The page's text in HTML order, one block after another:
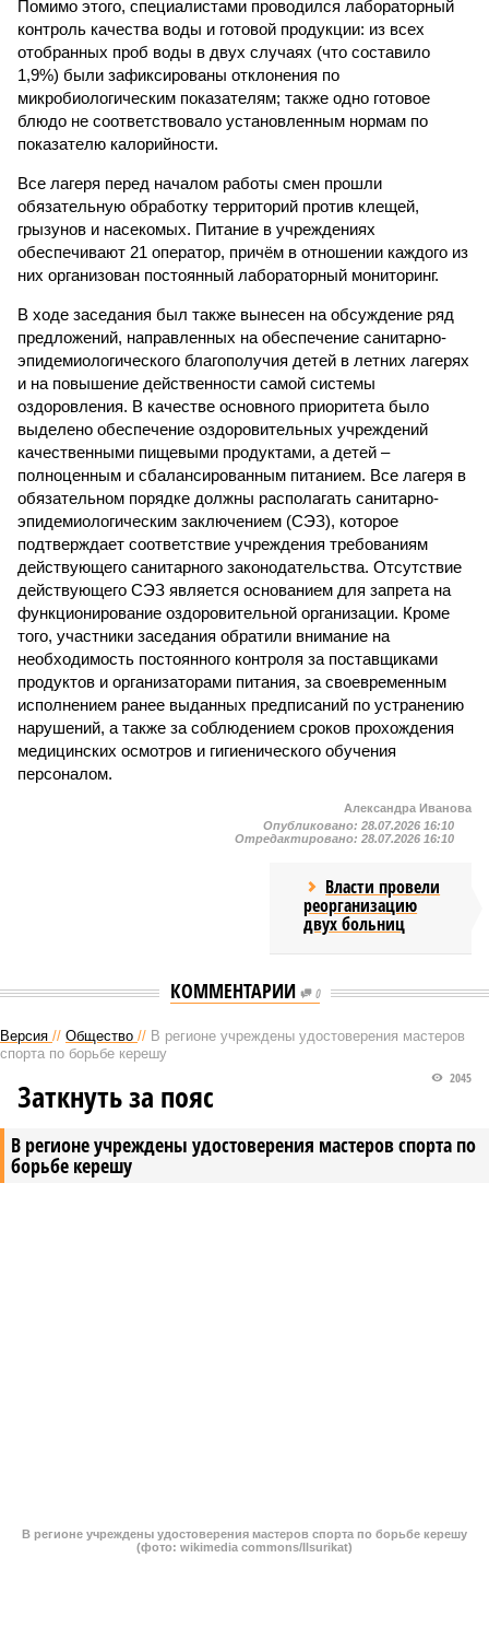
Помимо этого, специалистами проводился лабораторный
контроль качества воды и готовой продукции: из всех
отобранных проб воды в двух случаях (что составило
1,9%) были зафиксированы отклонения по
микробиологическим показателям; также одно готовое
блюдо не соответствовало установленным нормам по
показателю калорийности.
Все лагеря перед началом работы смен прошли
обязательную обработку территорий против клещей,
грызунов и насекомых. Питание в учреждениях
обеспечивают 21 оператор, причём в отношении каждого из
них организован постоянный лабораторный мониторинг.
В ходе заседания был также вынесен на обсуждение ряд
предложений, направленных на обеспечение санитарно-
эпидемиологического благополучия детей в летних лагерях
и на повышение действенности самой системы
оздоровления. В качестве основного приоритета было
выделено обеспечение оздоровительных учреждений
качественными пищевыми продуктами, а детей –
полноценным и сбалансированным питанием. Все лагеря в
обязательном порядке должны располагать санитарно-
эпидемиологическим заключением (СЭЗ), которое
подтверждает соответствие учреждения требованиям
действующего санитарного законодательства. Отсутствие
действующего СЭЗ является основанием для запрета на
функционирование оздоровительной организации. Кроме
того, участники заседания обратили внимание на
необходимость постоянного контроля за поставщиками
продуктов и организаторами питания, за своевременным
исполнением ранее выданных предписаний по устранению
нарушений, а также за соблюдением сроков прохождения
медицинских осмотров и гигиенического обучения
персоналом.
Александра Иванова
Опубликовано: 28.07.2026 16:10
Отредактировано: 28.07.2026 16:10
Власти провели
реорганизацию
двух больниц
КОММЕНТАРИИ 0
Версия // Общество // В регионе учреждены удостоверения мастеров
спорта по борьбе керешу
В регионе учреждены удостоверения мастеров спорта по
борьбе керешу
2045
Заткнуть за пояс
соответствующие положения и образцы наградных